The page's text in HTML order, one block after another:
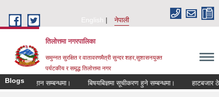
English
नेपाली
तिलोत्तमा नगरपालिका
समुन्नत सुरक्षित र वातावरणमैत्री सुन्दर शहर,सुशासनयुक्त
पर्यटकीय र समृद्ध तिलाेत्तमा नगर
Blogs
आब्हान सम्बन्धमा। बिषयबिज्ञमा सूचीकरण हुने सम्बन्धमा। हाटबजार ठेका